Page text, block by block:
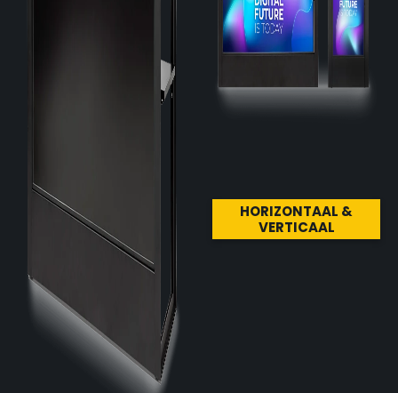
HORIZONTAAL &
VERTICAAL